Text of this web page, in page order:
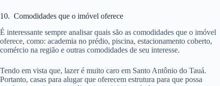
10. Comodidades que o imóvel oferece
É interessante sempre analisar quais são as comodidades que o imóvel
oferece, como: academia no prédio, piscina, estacionamento coberto,
comércio na região e outras comodidades de seu interesse.
Tendo em vista que, lazer é muito caro em Santo Antônio do Tauá.
Portanto, casas para alugar que oferecem estrutura para que possa